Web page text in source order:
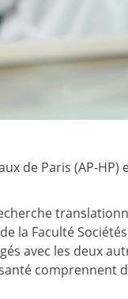
de Paris (AP-HP)
la Faculté Sociétés
avec les deux
comprennent